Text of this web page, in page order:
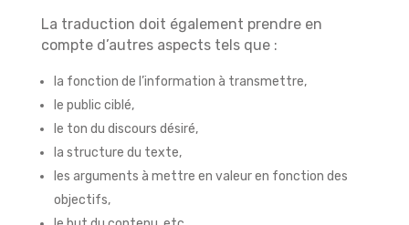
La traduction doit également prendre en
compte d’autres aspects tels que :
la fonction de l’information à transmettre,
le public ciblé,
le ton du discours désiré,
la structure du texte,
les arguments à mettre en valeur en fonction des
objectifs,